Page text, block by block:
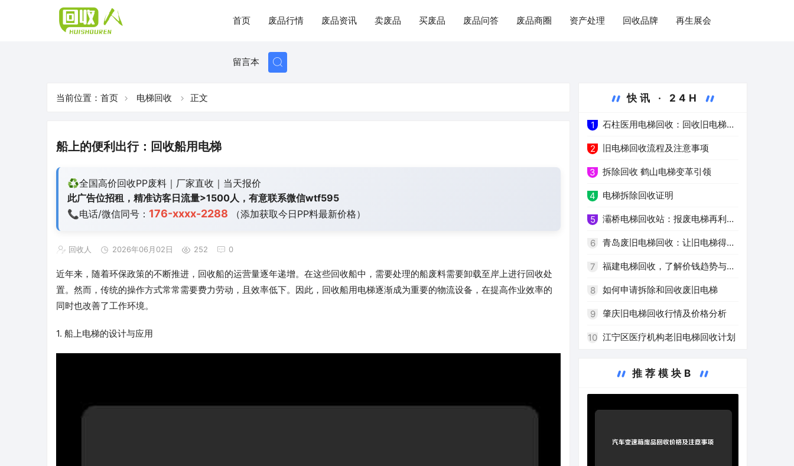
首页 废品行情 废品资讯 卖废品 买废品 废品问答 废品商圈 资产处理 回收品牌 再生展会
留言本
当前位置： 首页 电梯回收 正文
船上的便利出行：回收船用电梯
♻️全国高价回收PP废料｜厂家直收｜当天报价
此广告位招租，精准访客日流量>1500人，有意联系微信wtf595
📞电话/微信同号： 176-xxxx-2288 （添加获取今日PP料最新价格）
回收人 2026年06月02日 252 0
近年来，随着环保政策的不断推进，回收船的运营量逐年递增。在这些回收船中，需要处理的船废料需要卸载至岸上进行回收处
置。然而，传统的操作方式常常需要费力劳动，且效率低下。因此，回收船用电梯逐渐成为重要的物流设备，在提高作业效率的
同时也改善了工作环境。
1. 船上电梯的设计与应用
快讯 · 24H
1 石柱医用电梯回收：回收旧电梯，
推进绿色医疗
2 旧电梯回收流程及注意事项
3 拆除回收 鹤山电梯变革引领
4 电梯拆除回收证明
5 灞桥电梯回收站：报废电梯再利用
的环保之路
6 青岛废旧电梯回收：让旧电梯得到
高效再利用
7 福建电梯回收，了解价钱趋势与注
意事项
8 如何申请拆除和回收废旧电梯
9 肇庆旧电梯回收行情及价格分析
10 江宁区医疗机构老旧电梯回收计划
推荐模块B